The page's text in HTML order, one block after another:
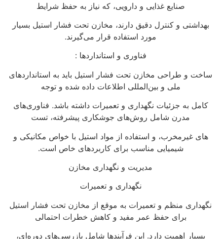
صنایع غذایی و دارویی، که نیاز به حفظ شرایط
بهداشتی و کنترل دقیق دارند، مخازن تحت فشار استیل بسیار
مورد استفاده قرار می‌گیرند.
فناوری و استانداردها :
ساخت و طراحی مخازن تحت فشار استیل باید به استانداردهای
ملی و بین‌المللی اطلاعات داده شده و توجه
کامل به جزئیات نگهداری و تعمیرات داشته باشد. فناوری‌های
مدرن شامل روش‌های جوشکاری پیشرفته، تست‌
های غیرمخرب، و استفاده از مواد استیل با خواص مکانیکی و
شیمیایی مناسب برای کاربردهای خاص است.
مدیریت و نگهداری مخازن
نگهداری و تعمیرات
نگهداری منظم و تعمیرات به موقع از مخازن تحت فشار استیل
برای حفظ عمر مفید و کاهش خطرات احتمالی
بسیار اهمیت دارد. این فرآیندها شامل بازرسی‌های دوره‌ای،